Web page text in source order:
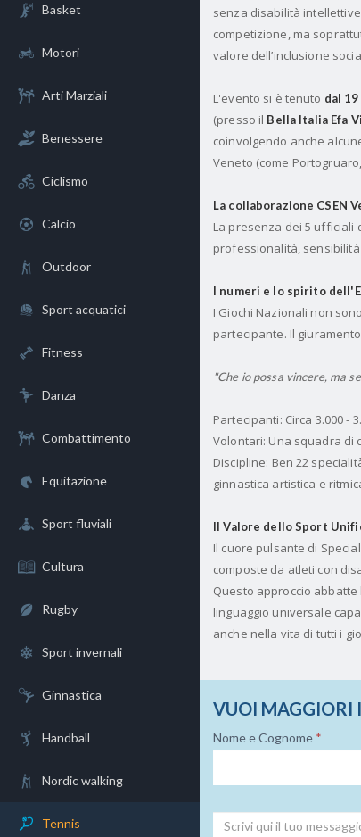
Basket
Motori
Arti Marziali
Benessere
Ciclismo
Calcio
Outdoor
Sport acquatici
Fitness
Danza
Combattimento
Equitazione
Sport fluviali
Cultura
Rugby
Sport invernali
Ginnastica
Handball
Nordic walking
Tennis
senza disabilità
competizione, ma
valore dell’inclusione
L'evento si è tenuto dal
(presso il Bella Italia Efa
coinvolgendo anche
Veneto (come
La collaborazione CSEN
La presenza dei 5 ufficiali
professionalità,
I numeri e lo spirito
I Giochi Nazionali non
partecipante. Il
"Che io possa vincere, ma
Partecipanti: Circa 3.000 -
Volontari: Una squadra di
Discipline: Ben 22
ginnastica artistica e
Il Valore dello Sport
Il cuore pulsante di
composte da atleti con
Questo approccio
linguaggio universale
anche nella vita di tutti i
VUOI MAGGIORI
Nome e Cognome *